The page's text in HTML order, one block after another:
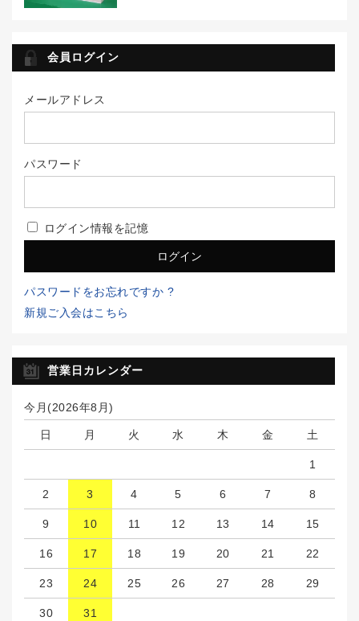
会員ログイン
メールアドレス
パスワード
ログイン情報を記憶
パスワードをお忘れですか ?
新規ご入会はこちら
営業日カレンダー
今月(2026年8月)
日 月 火 水 木 金 土
1
2 3 4 5 6 7 8
9 10 11 12 13 14 15
16 17 18 19 20 21 22
23 24 25 26 27 28 29
30 31